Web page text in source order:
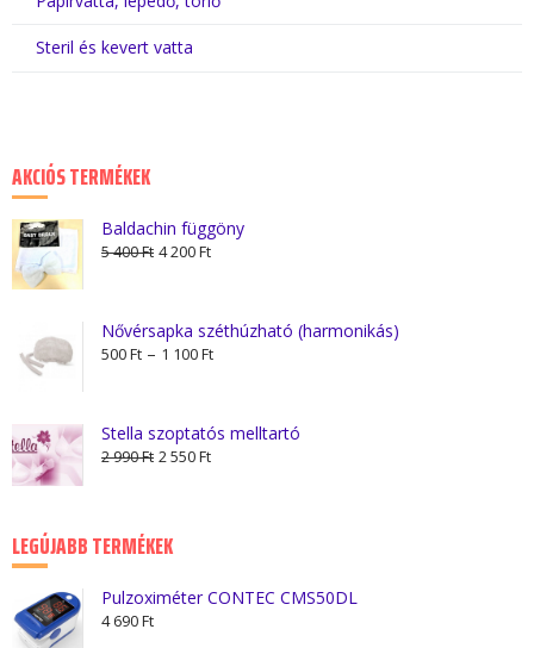
AKCIÓS TERMÉKEK
Baldachin függöny
5 400Ft Original
5
400 Ft.
4 200FtCurrent
4
200 Ft.
Nővérsapka széthúzható (harmonikás)
500Ft – 1 100FtÁrtartomány:
1
Stella szoptatós melltartó
2 990Ft Original
2
990 Ft.
2 550FtCurrent
LEGÚJABB TERMÉKEK
Pulzoximéter CONTEC CMS50DL
4 690Ft
Steril és kevert vatta